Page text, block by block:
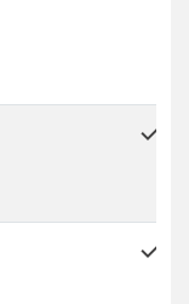
done
done